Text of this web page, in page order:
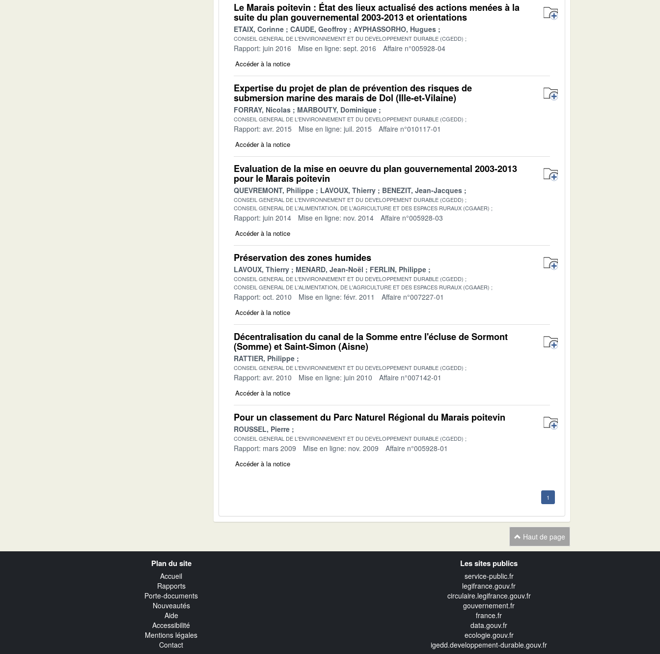
Le Marais poitevin : État des lieux actualisé des actions menées à la
suite du plan gouvernemental 2003-2013 et orientations
ETAIX, Corinne CAUDE, Geoffroy AYPHASSORHO, Hugues
CONSEIL GENERAL DE L'ENVIRONNEMENT ET DU DEVELOPPEMENT DURABLE (CGEDD)
Rapport: juin 2016 Mise en ligne: sept. 2016 Affaire n°005928-04
Accéder à la notice
Expertise du projet de plan de prévention des risques de
submersion marine des marais de Dol (Ille-et-Vilaine)
FORRAY, Nicolas MARBOUTY, Dominique
CONSEIL GENERAL DE L'ENVIRONNEMENT ET DU DEVELOPPEMENT DURABLE (CGEDD)
Rapport: avr. 2015 Mise en ligne: juil. 2015 Affaire n°010117-01
Accéder à la notice
Evaluation de la mise en oeuvre du plan gouvernemental 2003-2013
pour le Marais poitevin
QUEVREMONT, Philippe LAVOUX, Thierry BENEZIT, Jean-Jacques
CONSEIL GENERAL DE L'ENVIRONNEMENT ET DU DEVELOPPEMENT DURABLE (CGEDD)
CONSEIL GENERAL DE L'ALIMENTATION, DE L'AGRICULTURE ET DES ESPACES RURAUX (CGAAER)
Rapport: juin 2014 Mise en ligne: nov. 2014 Affaire n°005928-03
Accéder à la notice
Préservation des zones humides
LAVOUX, Thierry MENARD, Jean-Noël FERLIN, Philippe
CONSEIL GENERAL DE L'ENVIRONNEMENT ET DU DEVELOPPEMENT DURABLE (CGEDD)
CONSEIL GENERAL DE L'ALIMENTATION, DE L'AGRICULTURE ET DES ESPACES RURAUX (CGAAER)
Rapport: oct. 2010 Mise en ligne: févr. 2011 Affaire n°007227-01
Accéder à la notice
Décentralisation du canal de la Somme entre l'écluse de Sormont
(Somme) et Saint-Simon (Aisne)
RATTIER, Philippe
CONSEIL GENERAL DE L'ENVIRONNEMENT ET DU DEVELOPPEMENT DURABLE (CGEDD)
Rapport: avr. 2010 Mise en ligne: juin 2010 Affaire n°007142-01
Accéder à la notice
Pour un classement du Parc Naturel Régional du Marais poitevin
ROUSSEL, Pierre
CONSEIL GENERAL DE L'ENVIRONNEMENT ET DU DEVELOPPEMENT DURABLE (CGEDD)
Rapport: mars 2009 Mise en ligne: nov. 2009 Affaire n°005928-01
Accéder à la notice
1
Haut de page
Plan du site
Accueil
Rapports
Porte-documents
Nouveautés
Aide
Accessibilité
Mentions légales
Contact
Les sites publics
service-public.fr
legifrance.gouv.fr
circulaire.legifrance.gouv.fr
gouvernement.fr
france.fr
data.gouv.fr
ecologie.gouv.fr
igedd.developpement-durable.gouv.fr